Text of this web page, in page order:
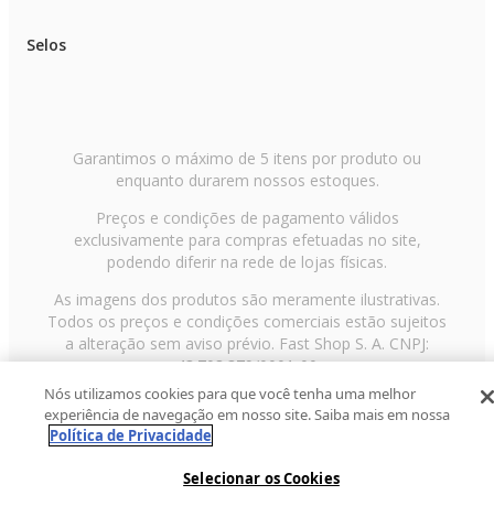
Selos
Garantimos o máximo de 5 itens por produto ou
enquanto durarem nossos estoques.
Preços e condições de pagamento válidos
exclusivamente para compras efetuadas no site,
podendo diferir na rede de lojas físicas.
As imagens dos produtos são meramente ilustrativas.
Todos os preços e condições comerciais estão sujeitos
a alteração sem aviso prévio. Fast Shop S. A. CNPJ:
43.708.379/0001-00
Avenida Zaki Narchi, nº 1650, sobreloja, Carandiru, São
Paulo/SP, CEP 02029-001, Telefone: 11 3003-3728 ©
2013 Fast Shop - Todos os direitos reservados
Nós utilizamos cookies para que você tenha uma melhor
experiência de navegação em nosso site. Saiba mais em nossa
Política de Privacidade
Selecionar os Cookies